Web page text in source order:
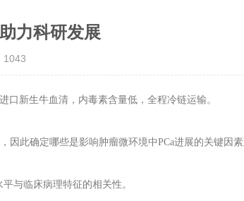
力科研发展
1043
进口新生牛血清，内毒素含量低，全程冷链运输。
因此确定哪些是影响肿瘤微环境中PCa进展的关键因素
平与临床病理特征的相关性。